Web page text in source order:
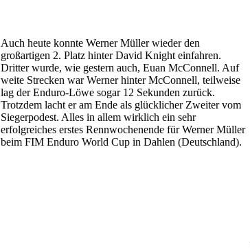
Auch heute konnte Werner Müller wieder den
großartigen 2. Platz hinter David Knight einfahren.
Dritter wurde, wie gestern auch, Euan McConnell. Auf
weite Strecken war Werner hinter McConnell, teilweise
lag der Enduro-Löwe sogar 12 Sekunden zurück.
Trotzdem lacht er am Ende als glücklicher Zweiter vom
Siegerpodest. Alles in allem wirklich ein sehr
erfolgreiches erstes Rennwochenende für Werner Müller
beim FIM Enduro World Cup in Dahlen (Deutschland).